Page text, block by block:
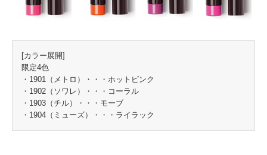
[カラー展開]
限定4色
・1901（メトロ）・・・ホットピンク
・1902（ソワレ）・・・コーラル
・1903（チル）・・・モーブ
・1904（ミューズ）・・・ライラック